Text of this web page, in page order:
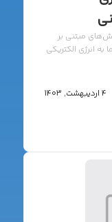
مبتنی بر
به انرژی الکتریکی
4 اردیبهشت, 1403